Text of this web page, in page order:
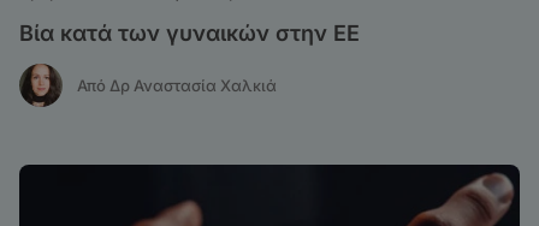
Βία κατά των γυναικών στην ΕΕ
Από Δρ Αναστασία Χαλκιά